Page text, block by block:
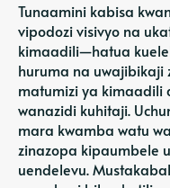
Tunaamini kabisa
vipodozi visivyo na
kimaadili—hatua
huruma na
matumizi ya kimaadili
wanazidi kuhitaji.
mara kwamba watu
zinazopa kipaumbele
uendelevu.